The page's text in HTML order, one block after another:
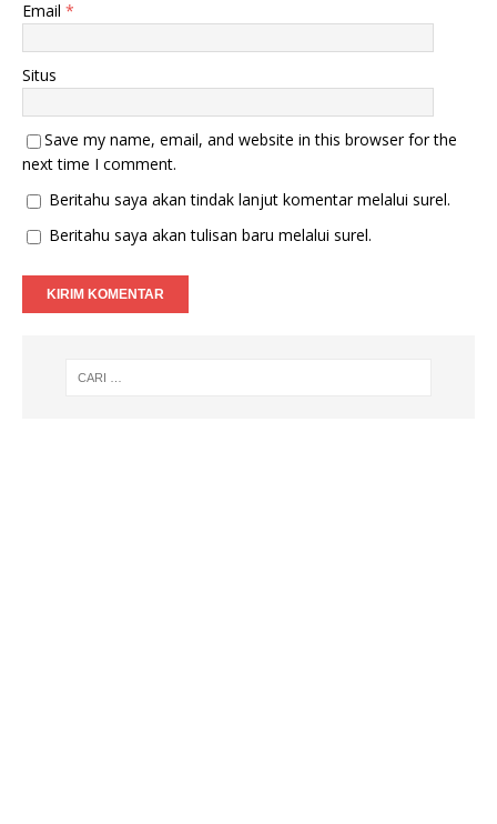
Email *
Situs
Save my name, email, and website in this browser for the
next time I comment.
Beritahu saya akan tindak lanjut komentar melalui surel.
Beritahu saya akan tulisan baru melalui surel.